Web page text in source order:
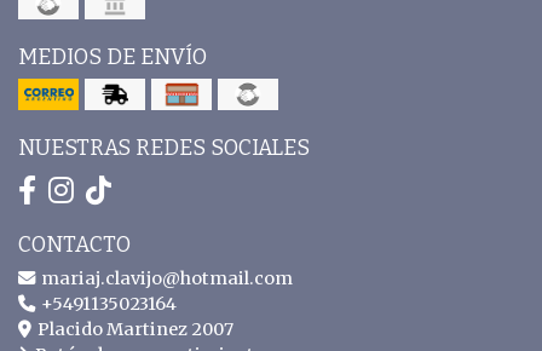
MEDIOS DE ENVÍO
NUESTRAS REDES SOCIALES
CONTACTO
mariaj.clavijo@hotmail.com
+5491135023164
Placido Martinez 2007